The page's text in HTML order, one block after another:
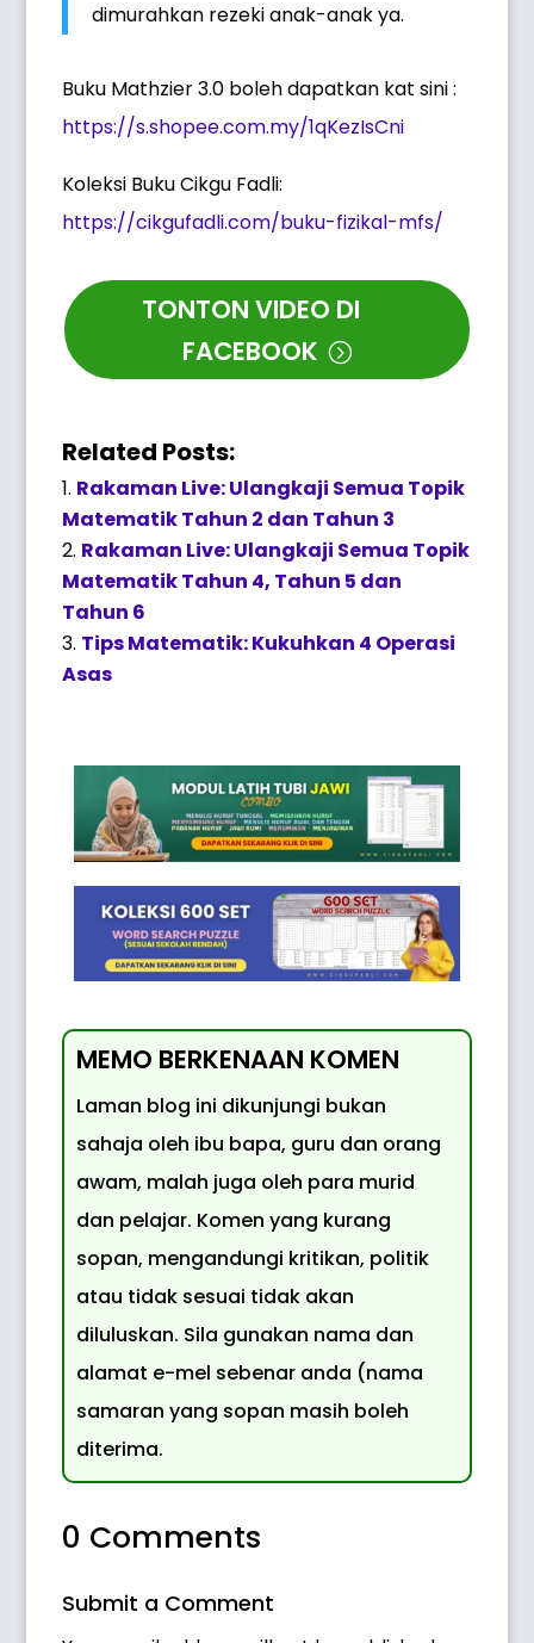
dimurahkan rezeki anak-anak ya.
Buku Mathzier 3.0 boleh dapatkan kat sini :
https://s.shopee.com.my/1qKezIsCni
Koleksi Buku Cikgu Fadli:
https://cikgufadli.com/buku-fizikal-mfs/
TONTON VIDEO DI
FACEBOOK
Related Posts:
Rakaman Live: Ulangkaji Semua Topik
Matematik Tahun 2 dan Tahun 3
Rakaman Live: Ulangkaji Semua Topik
Matematik Tahun 4, Tahun 5 dan
Tahun 6
Tips Matematik: Kukuhkan 4 Operasi
Asas
MEMO BERKENAAN KOMEN
Laman blog ini dikunjungi bukan
sahaja oleh ibu bapa, guru dan orang
awam, malah juga oleh para murid
dan pelajar. Komen yang kurang
sopan, mengandungi kritikan, politik
atau tidak sesuai tidak akan
diluluskan. Sila gunakan nama dan
alamat e-mel sebenar anda (nama
samaran yang sopan masih boleh
diterima.
0 Comments
Submit a Comment